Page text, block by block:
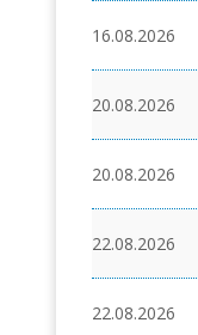
16.08.2026
20.08.2026
20.08.2026
22.08.2026
22.08.2026